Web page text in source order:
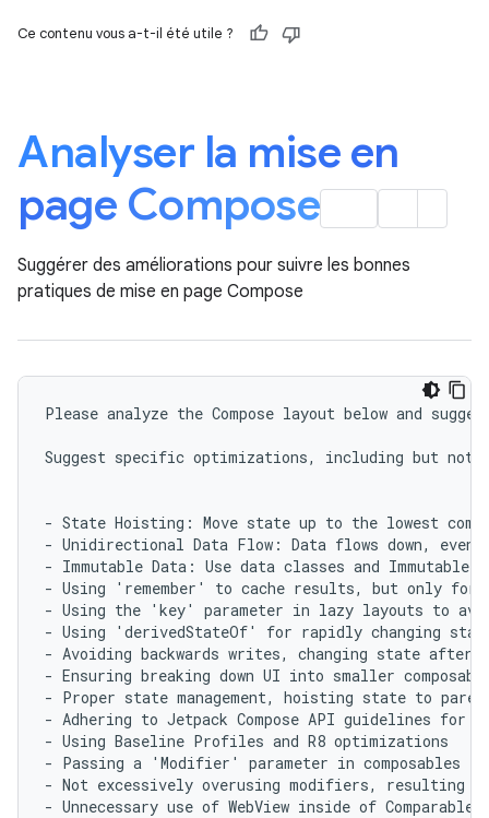
Ce contenu vous a-t-il été utile ?
Analyser la mise en
page Compose
Suggérer des améliorations pour suivre les bonnes
pratiques de mise en page Compose
Please analyze the Compose layout below and
Suggest specific optimizations, including but
- State Hoisting: Move state up to the lowest
- Unidirectional Data Flow: Data flows down,
- Immutable Data: Use data classes and Immutable
- Using 'remember' to cache results, but only for
- Using the 'key' parameter in lazy layouts to
- Using 'derivedStateOf' for rapidly changing
- Avoiding backwards writes, changing state after
- Ensuring breaking down UI into smaller
- Proper state management, hoisting state to
- Adhering to Jetpack Compose API guidelines for
- Using Baseline Profiles and R8 optimizations
- Passing a 'Modifier' parameter in composables
- Not excessively overusing modifiers, resulting
- Unnecessary use of WebView inside of Comparables